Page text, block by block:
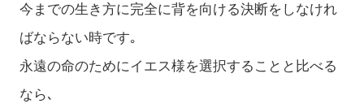
今までの生き方に完全に背を向ける決断をしなけれ
ばならない時です｡
永遠の命のためにイエス様を選択することと比べる
なら､